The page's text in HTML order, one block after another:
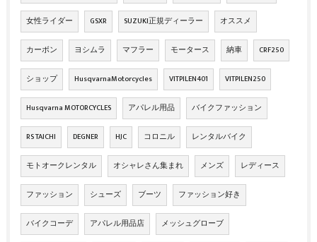
女性ライダー GSXR SUZUKI正規ディーラー オススメ
カーボン ヨシムラ マフラー モータース 納車 CRF250
ショップ HusqvarnaMotorcycles VITPILEN401 VITPILEN250
Husqvarna MOTORCYCLES アパレル用品 バイクファッション
RS TAICHI DEGNER HJC コロニル レンタルバイク
モトオークレンタル オシャレさん集まれ メンズ レディース
ファッション シューズ ブーツ ファッション好き
バイクコーデ アパレル用品店 メッシュグローブ